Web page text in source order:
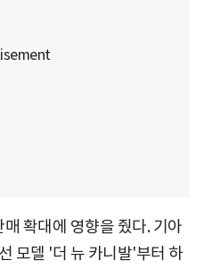
확대에 영향을 줬다. 기아
모델 '더 뉴 카니발'부터 하